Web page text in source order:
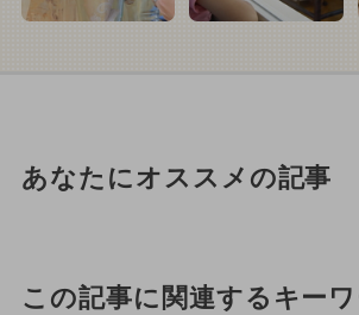
あなたにオススメの記事
この記事に関連するキーワ